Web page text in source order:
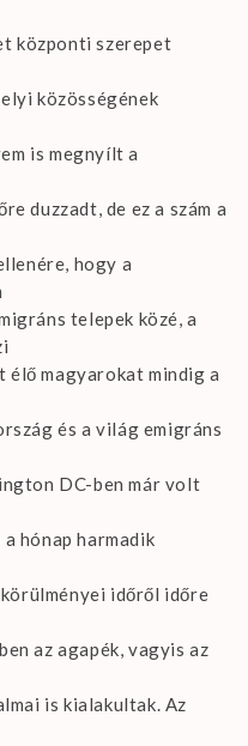
központi szerepet
közösségének
is megnyílt a
duzzadt, de ez a szám a
hogy a
telepek közé, a
magyarokat mindig a
és a világ emigráns
DC-ben már volt
hónap harmadik
időről időre
az agapék, vagyis az
is kialakultak. Az